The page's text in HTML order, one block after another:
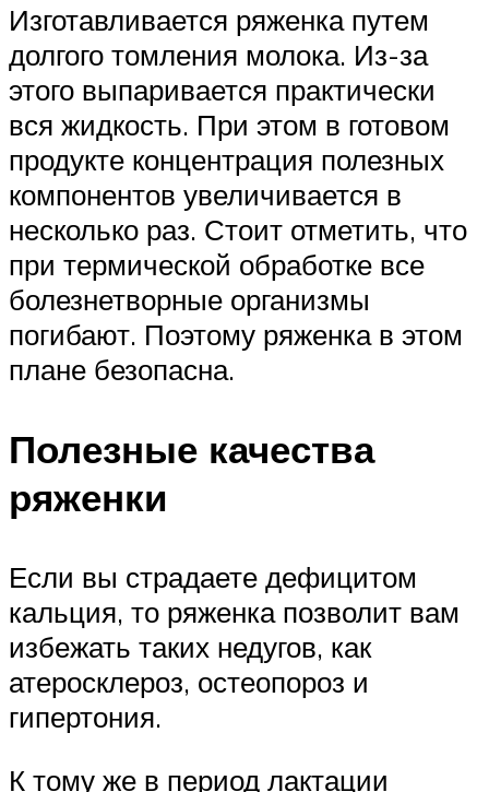
Изготавливается ряженка путем
долгого томления молока. Из-за
этого выпаривается практически
вся жидкость. При этом в готовом
продукте концентрация полезных
компонентов увеличивается в
несколько раз. Стоит отметить, что
при термической обработке все
болезнетворные организмы
погибают. Поэтому ряженка в этом
плане безопасна.
Полезные качества
ряженки
Если вы страдаете дефицитом
кальция, то ряженка позволит вам
избежать таких недугов, как
атеросклероз, остеопороз и
гипертония.
К тому же в период лактации